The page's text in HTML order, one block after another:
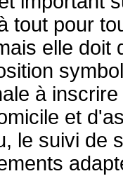
tout pour
elle
à
et
le suivi de